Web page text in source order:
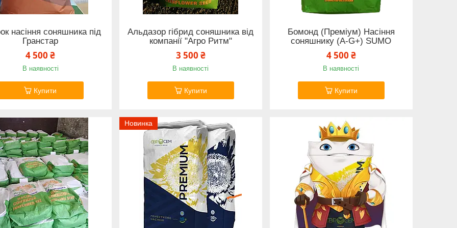
насіння соняшника під
Гранстар
4 500 ₴
В наявності
Купити
Альдазор гібрид соняшника від
компанії "Агро Ритм"
3 500 ₴
В наявності
Купити
Бомонд (Преміум) Насіння
соняшнику (А-G+) SUMO
4 500 ₴
В наявності
Купити
Новинка